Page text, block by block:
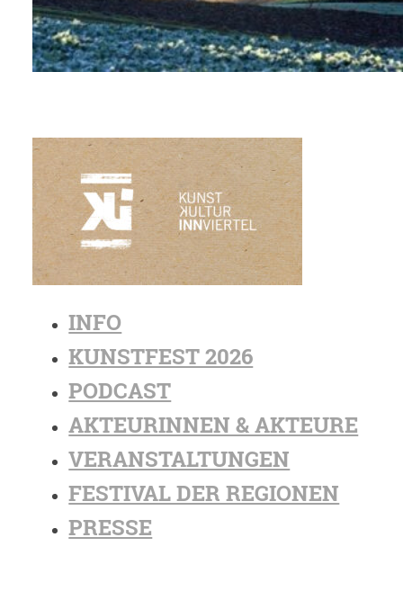
INFO
KUNSTFEST 2026
PODCAST
AKTEURINNEN & AKTEURE
VERANSTALTUNGEN
FESTIVAL DER REGIONEN
PRESSE